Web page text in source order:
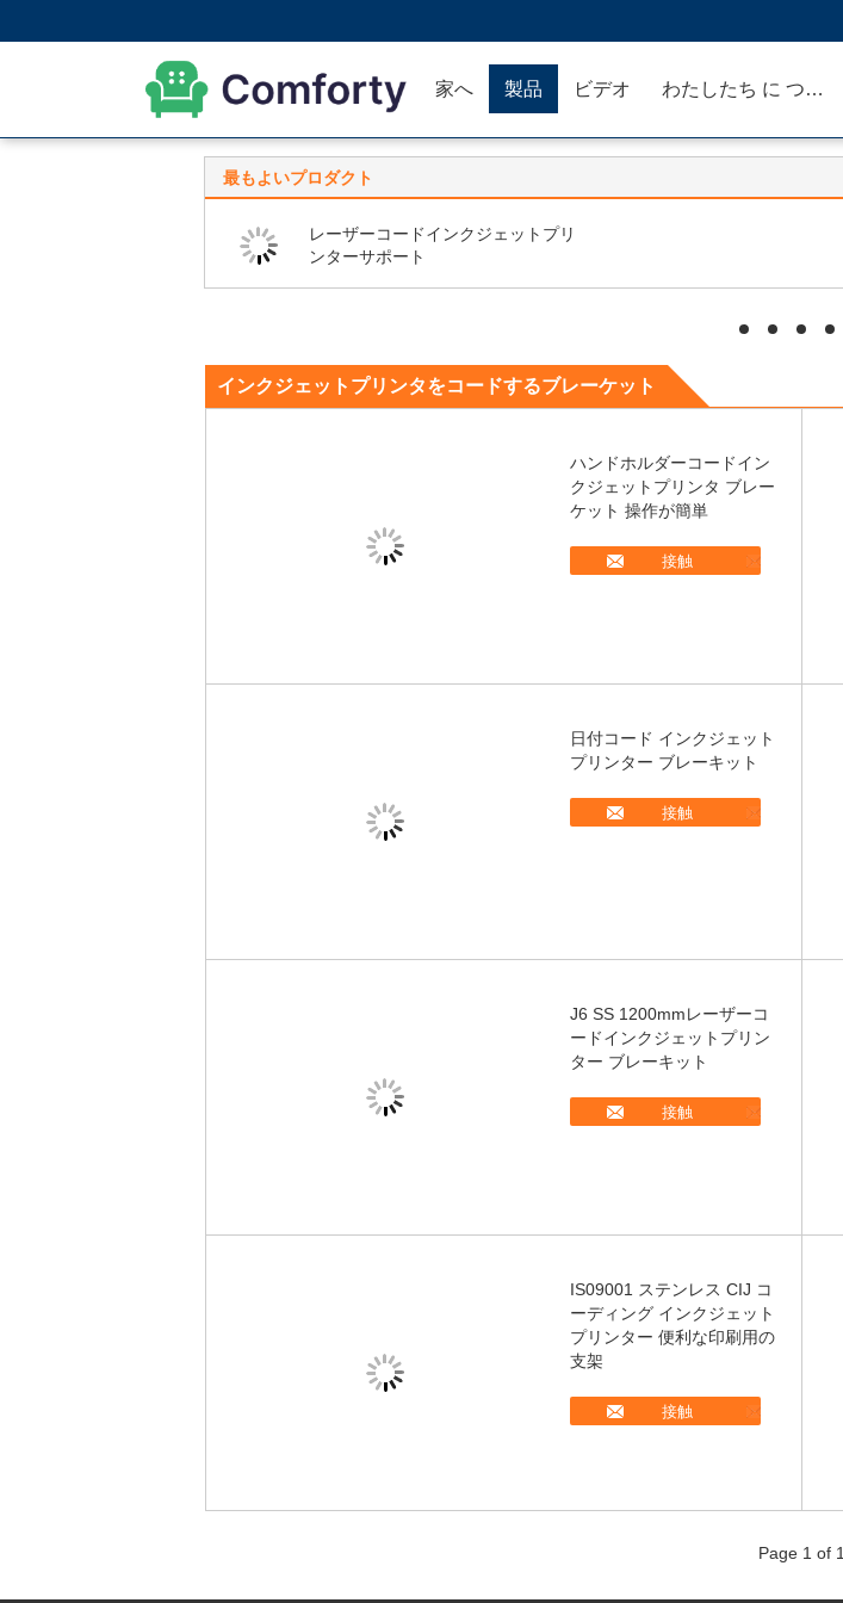
家へ 製品 ビデオ わたしたち に つい て
最もよいプロダクト
レーザーコードインクジェットプリ
ンターサポート
hd hd hd hd
インクジェットプリンタをコードするブレーケット
ハンドホルダーコードイン
クジェットプリンタ ブレー
ケット 操作が簡単
接触
日付コード インクジェット
プリンター ブレーキット
接触
J6 SS 1200mmレーザーコ
ードインクジェットプリン
ター ブレーキット
接触
IS09001 ステンレス CIJ コ
ーディング インクジェット
プリンター 便利な印刷用の
支架
接触
Page 1 of 1